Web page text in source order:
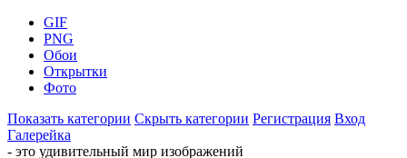
GIF
PNG
Обои
Открытки
Фото
Показать категории Скрыть категории Регистрация Вход
Галерейка
- это удивительный мир изображений